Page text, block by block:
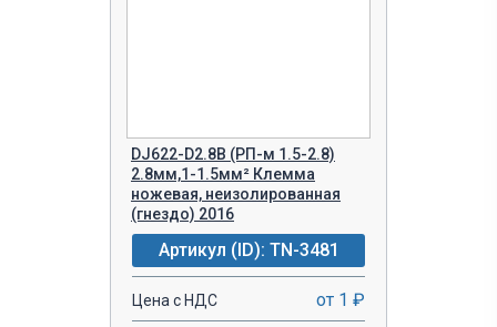
DJ622-D2.8B (РП-м 1.5-2.8)
2.8мм,1-1.5мм² Клемма
ножевая, неизолированная
(гнездо) 2016
Артикул (ID): TN-3481
Цена с НДС от 1 ₽